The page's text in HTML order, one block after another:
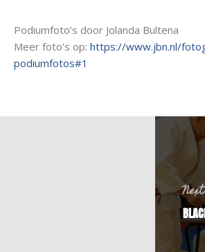
Podiumfoto’s door Jolanda Bultena
Meer foto’s op: https://www.jbn.nl/
podiumfotos#1